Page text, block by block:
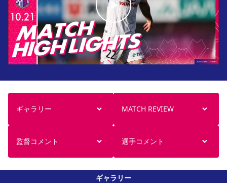
ギャラリー MATCH REVIEW
監督コメント 選手コメント
ギャラリー